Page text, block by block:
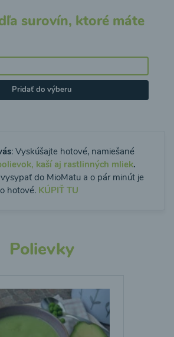
surovín, ktoré máte
Pridať do výberu
: Vyskúšajte hotové, namiešané
kaší aj rastlinných mliek.
do MioMatu a o pár minút je
hotové. KÚPIŤ TU
Polievky